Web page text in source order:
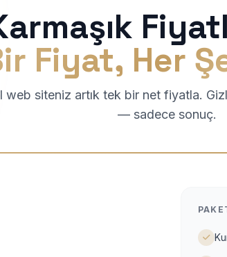
Fiyat, Her
web siteniz artık tek bir net fiyatla.
— sadece sonuç.